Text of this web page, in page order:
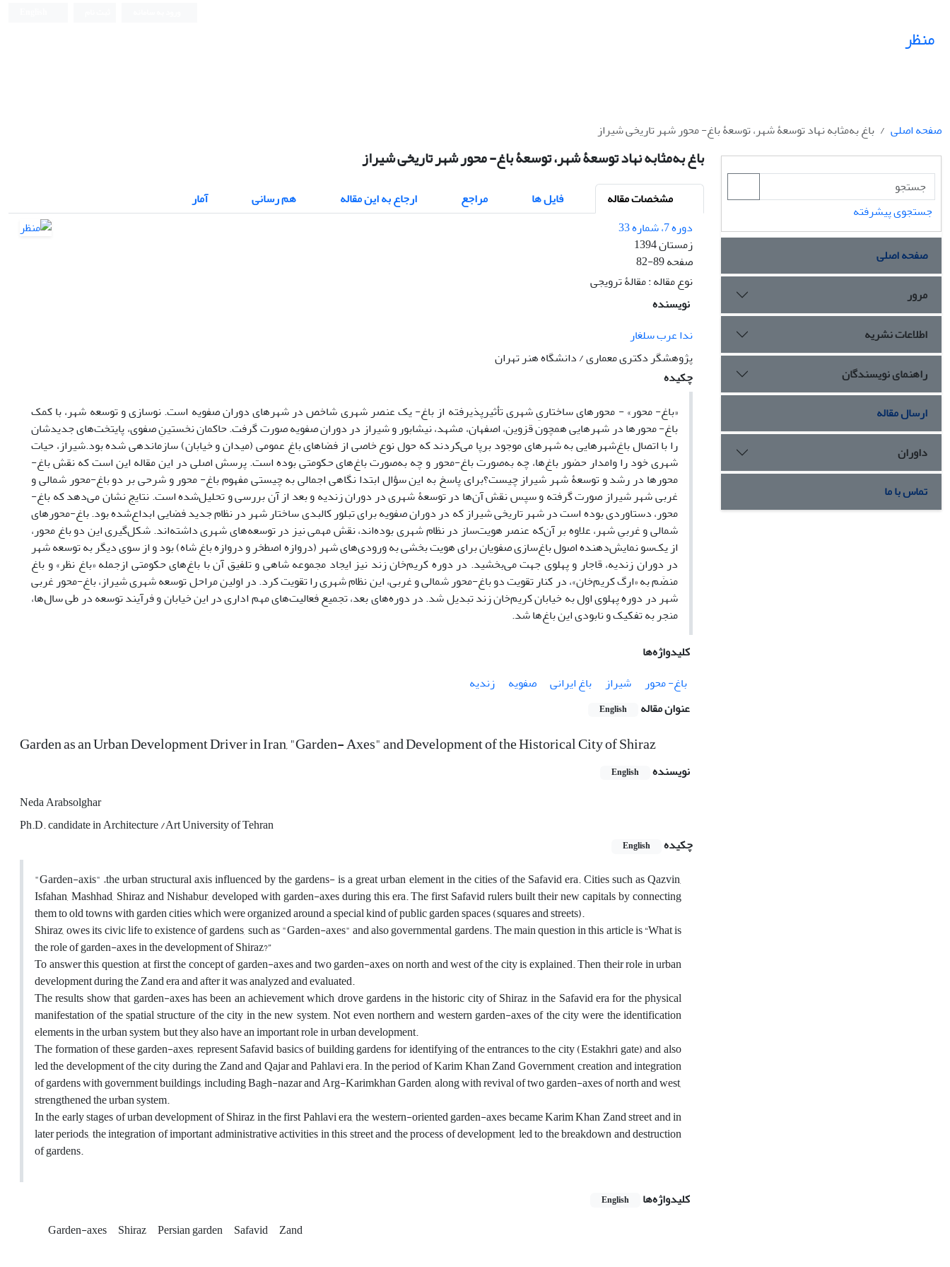
منظر
صفحه اصلی باغ به‌مثابه نهاد توسعۀ شهر، توسعۀ باغ- محور شهر تاریخی شیراز
باغ به‌مثابه نهاد توسعۀ شهر، توسعۀ باغ- محور شهر تاریخی شیراز
مشخصات مقاله فایل ها مراجع ارجاع به این مقاله هم رسانی
آمار
دوره 7، شماره 33
زمستان 1394
صفحه82-89
نوع مقاله : مقالۀ ترویجی
نویسنده
ندا عرب سلغار
پژوهشگر دکتری معماری / دانشگاه هنر تهران
چکیده
«باغ- محور» - محورهای ساختاریِ شهری تأثیرپذیرفته از باغ- یک عنصر شهری شاخص در شهرهای دوران صفویه است. نوسازی و توسعه شهر، با کمک
باغ- محورها در شهرهایی همچون قزوین، اصفهان، مشهد، نیشابور و شیراز در دوران صفویه صورت گرفت. حاکمان نخستینِ صفوی، پایتخت‌های جدیدشان
را با اتصال باغ‌شهرهایی به شهرهای موجود برپا می‌کردند که حول نوع خاصی از فضاهای باغ عمومی (میدان و خیابان) سازماندهی شده بود.شیراز، حیات
شهری خود را وامدار حضور باغ‌ها، چه به‌صورت باغ-محور و چه به‌صورت باغ‌های حکومتی بوده است. پرسش اصلی در این مقاله این است که نقش باغ-
محورها در رشد و توسعۀ شهر شیراز چیست؟برای پاسخ به این سؤال ابتدا نگاهی اجمالی به چیستی مفهوم باغ- محور و شرحی بر دو باغ-محور شمالی و
غربی شهر شیراز صورت گرفته و سپس نقش آن‌ها در توسعۀ شهری در دوران زندیه و بعد از آن بررسی و تحلیل‌شده است. نتایج نشان می‌دهد که باغ-
محور، دستاوردی بوده است در شهر تاریخی شیراز که در دوران صفویه برای تبلور کالبدی ساختار شهر در نظام جدید فضایی ابداع‌شده بود. باغ-محورهای
شمالی و غربیِ شهر، علاوه بر آن‌که عنصر هویت‌ساز در نظام شهری بوده‌اند، نقش مهمی نیز در توسعه‌های شهری داشته‌اند. شکل‌گیری این دو باغ محور،
از یک‌سو نمایش‌دهنده اصول باغ‌سازی صفویان برای هویت بخشی به ورودی‌های شهر (دروازه اصطخر و دروازه باغ شاه) بود و از سوی دیگر به توسعه شهر
در دوران زندیه، قاجار و پهلوی جهت می‌بخشید. در دوره کریم‌خان زند نیز ایجاد مجموعه شاهی و تلفیق آن با باغ‌های حکومتی ازجمله «باغ نظر» و باغ
منضَم به «ارگ کریم‌خان»، در کنار تقویت دو باغ-محور شمالی و غربی، این نظام شهری را تقویت کرد. در اولین مراحل توسعه شهری شیراز، باغ-محور غربی
شهر در دوره پهلوی اول به خیابان کریم‌خان زند تبدیل شد. در دوره‌های بعد، تجمیع فعالیت‌های مهم اداری در این خیابان و فرآیند توسعه در طی سال‌ها،
منجر به تفکیک و نابودی این باغ‌ها شد.
کلیدواژه‌ها
باغ- محور
شیراز باغ ایرانی صفویه
زندیه
عنوان مقاله
English
Garden as an Urban Development Driver in Iran, "Garden- Axes" and Development of the Historical City of Shiraz
نویسنده English
Neda Arabsolghar
Ph.D. candidate in Architecture /Art University of Tehran
چکیده
English
"Garden-axis" –the urban structural axis influenced by the gardens- is a great urban element in the cities of the Safavid era. Cities such as Qazvin,
Isfahan, Mashhad, Shiraz and Nishabur, developed with garden-axes during this era. The first Safavid rulers built their new capitals by connecting
them to old towns with garden cities which were organized around a special kind of public garden spaces (squares and streets).
Shiraz, owes its civic life to existence of gardens, such as "Garden-axes" and also governmental gardens. The main question in this article is “What is
the role of garden-axes in the development of Shiraz?”
To answer this question, at first the concept of garden-axes and two garden-axes on north and west of the city is explained. Then their role in urban
development during the Zand era and after it was analyzed and evaluated.
The results show that garden-axes has been an achievement which drove gardens in the historic city of Shiraz in the Safavid era for the physical
manifestation of the spatial structure of the city in the new system. Not even northern and western garden-axes of the city were the identification
elements in the urban system, but they also have an important role in urban development.
The formation of these garden-axes, represent Safavid basics of building gardens for identifying of the entrances to the city (Estakhri gate) and also
led the development of the city during the Zand and Qajar and Pahlavi era. In the period of Karim Khan Zand Government, creation and integration
of gardens with government buildings, including Bagh-nazar and Arg-Karimkhan Garden, along with revival of two garden-axes of north and west,
strengthened the urban system.
In the early stages of urban development of Shiraz in the first Pahlavi era, the western-oriented garden-axes became Karim Khan Zand street and in
later periods, the integration of important administrative activities in this street and the process of development, led to the breakdown and destruction
of gardens.
کلیدواژه‌ها English
Garden-axes Shiraz Persian garden Safavid Zand
جستجوی پیشرفته
صفحه اصلی
مرور
اطلاعات نشریه
راهنمای نویسندگان
ارسال مقاله
داوران
تماس با ما